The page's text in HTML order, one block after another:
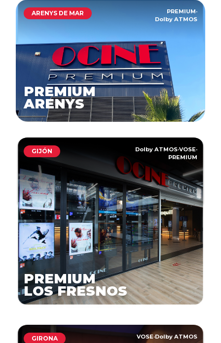
ARENYS DE MAR PREMIUM·
Dolby ATMOS
PREMIUM
ARENYS
GIJÓN Dolby ATMOS·VOSE·
PREMIUM
PREMIUM
LOS FRESNOS
GIRONA VOSE·Dolby ATMOS